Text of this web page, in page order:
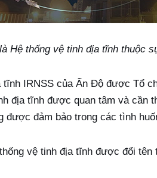
Hệ thống vệ tinh địa tĩnh thuộc
tĩnh IRNSS của Ấn Độ được Tổ
địa tĩnh được quan tâm và cần
được đảm bảo trong các tình
vệ tinh địa tĩnh được đổi tên